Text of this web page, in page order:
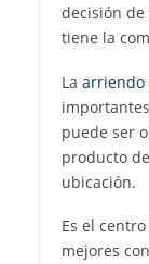
decisión
tiene la
La arriendo
puede ser
producto
ubicación.
Es el
mejores